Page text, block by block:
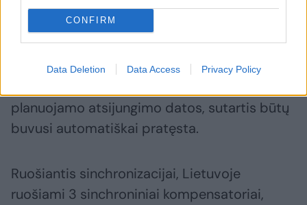
CONFIRM
Data Deletion Data Access Privacy Policy
Tam, kad sinchronizacija įvyktų jau po metų,
valstybės iki šių metų rugpjūčio 7 dienos
privalėjo pranešti, jog nebepratęs BRELL
planuojamo atsijungimo datos, sutartis būtų
buvusi automatiškai pratęsta.
Ruošiantis sinchronizacijai, Lietuvoje
ruošiami 3 sinchroniniai kompensatoriai,